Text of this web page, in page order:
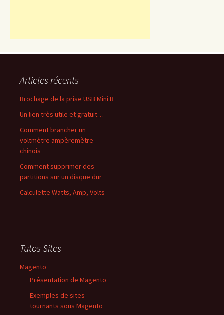
Articles récents
Brochage de la prise USB Mini B
Un lien très utile et gratuit…
Comment brancher un
voltmètre ampèremètre
chinois
Comment supprimer des
partitions sur un disque dur
Calculette Watts, Amp, Volts
Tutos Sites
Magento
Présentation de Magento
Exemples de sites
tournants sous Magento